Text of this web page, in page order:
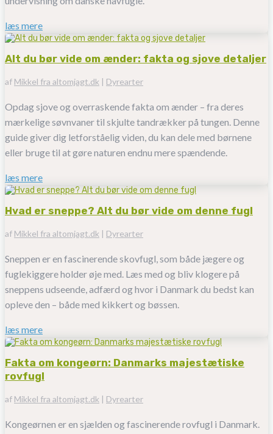
læs mere
Alt du bør vide om ænder: fakta og sjove detaljer
af Mikkel fra altomjagt.dk | Dyrearter
Opdag sjove og overraskende fakta om ænder – fra deres
mærkelige søvnvaner til skjulte tandrækker på tungen. Denne
guide giver dig letforståelig viden, du kan dele med børnene
eller bruge til at gøre naturen endnu mere spændende.
læs mere
Hvad er sneppe? Alt du bør vide om denne fugl
af Mikkel fra altomjagt.dk | Dyrearter
Sneppen er en fascinerende skovfugl, som både jægere og
fuglekiggere holder øje med. Læs med og bliv klogere på
sneppens udseende, adfærd og hvor i Danmark du bedst kan
opleve den – både med kikkert og bøssen.
læs mere
Fakta om kongeørn: Danmarks majestætiske
rovfugl
af Mikkel fra altomjagt.dk | Dyrearter
Kongeørnen er en sjælden og fascinerende rovfugl i Danmark.